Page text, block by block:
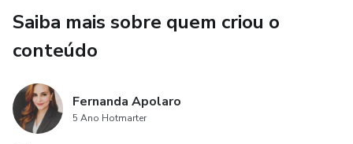
3. Utilização de recursos visuais: A elaboração dos
documentos jurídicos utilizando o Visual Law envolve a
infográficos, bullet points e mapas. Isso torna o
documento mais dinâmico e visualmente atrativo,
facilitando a compreensão das informações e destacando
Saiba mais sobre quem criou o
conteúdo
Fernanda Apolaro
5 Ano Hotmarter